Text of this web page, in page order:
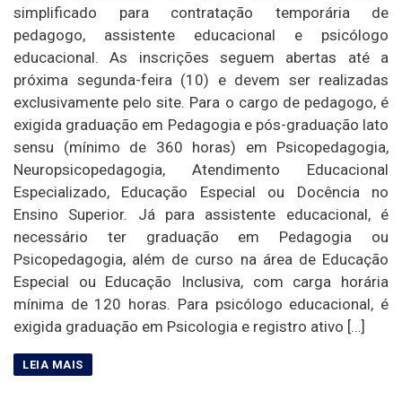
simplificado para contratação temporária de
pedagogo, assistente educacional e psicólogo
educacional. As inscrições seguem abertas até a
próxima segunda-feira (10) e devem ser realizadas
exclusivamente pelo site. Para o cargo de pedagogo, é
exigida graduação em Pedagogia e pós-graduação lato
sensu (mínimo de 360 horas) em Psicopedagogia,
Neuropsicopedagogia, Atendimento Educacional
Especializado, Educação Especial ou Docência no
Ensino Superior. Já para assistente educacional, é
necessário ter graduação em Pedagogia ou
Psicopedagogia, além de curso na área de Educação
Especial ou Educação Inclusiva, com carga horária
mínima de 120 horas. Para psicólogo educacional, é
exigida graduação em Psicologia e registro ativo […]